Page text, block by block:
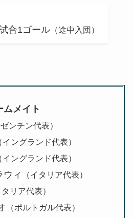
合1ゴール（途中入団）
ムメイト
ゼンチン代表）
イングランド代表）
イングランド代表）
ウィ （イタリア代表）
タリア代表）
（ポルトガル代表）